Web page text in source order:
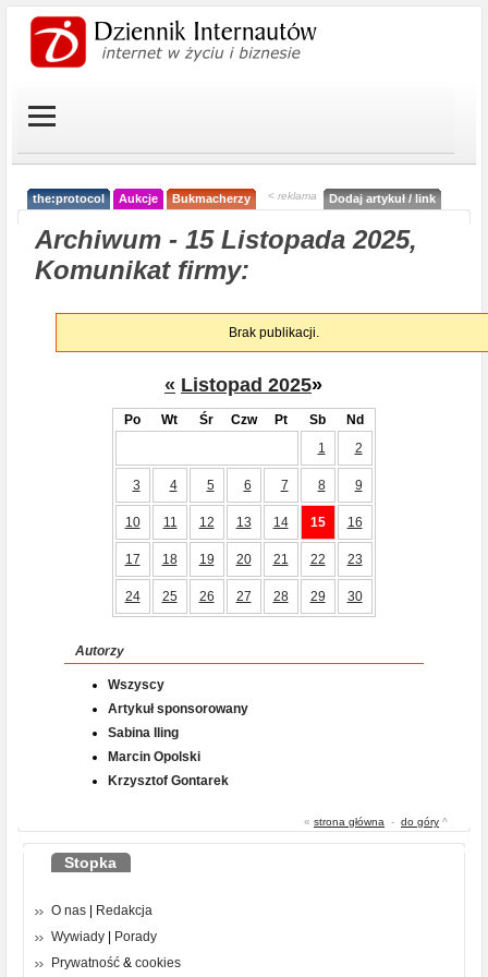
the:protocol Aukcje Bukmacherzy < reklama Dodaj artykuł / link
Archiwum - 15 Listopada 2025,
Komunikat firmy:
Brak publikacji.
« Listopad 2025»
Po Wt Śr Czw Pt Sb
Nd
1
2
3 4 5 6 7 8 9
10 11 12 13 14 15 16
17 18 19 20 21 22 23
24 25 26 27 28 29 30
Autorzy
Wszyscy
Artykuł sponsorowany
Sabina Iling
Marcin Opolski
Krzysztof Gontarek
« strona główna - do góry ^
Stopka
O nas
Redakcja
Wywiady
Porady
Prywatność & cookies